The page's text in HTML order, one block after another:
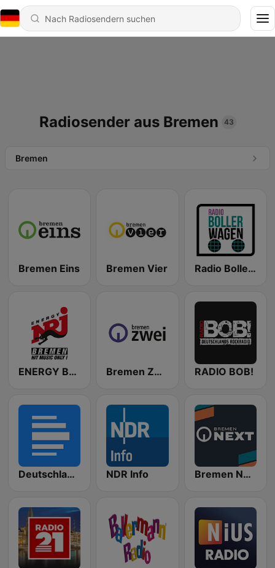
Radiosender aus Bremen 43
Bremen
Bremen Eins Bremen Vier Radio Bollerwagen
ENERGY Bremen Bremen Zwei RADIO BOB!
Deutschlandfunk NDR Info Bremen NEXT